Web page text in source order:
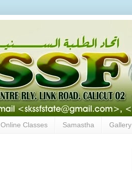
Online Classes Samastha Gallery